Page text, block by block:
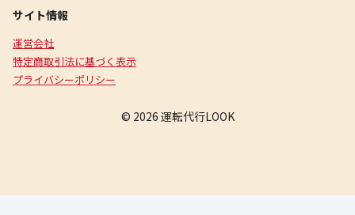
サイト情報
運営会社
特定商取引法に基づく表示
プライバシーポリシー
© 2026 運転代行LOOK